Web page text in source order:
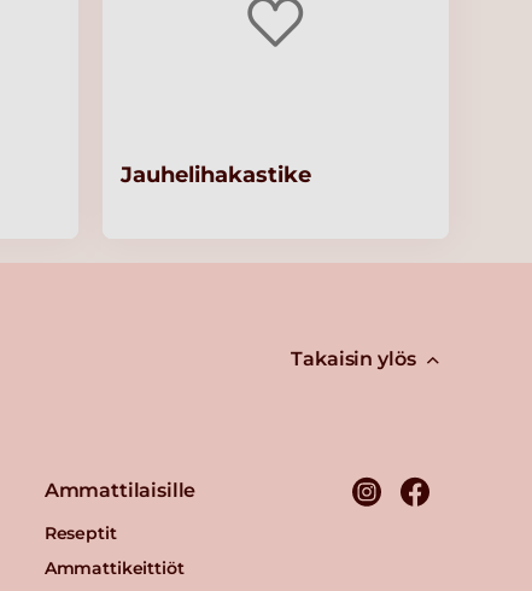
Jauhelihakastike
Takaisin ylös
Ammattilaisille
Reseptit
Ammattikeittiöt